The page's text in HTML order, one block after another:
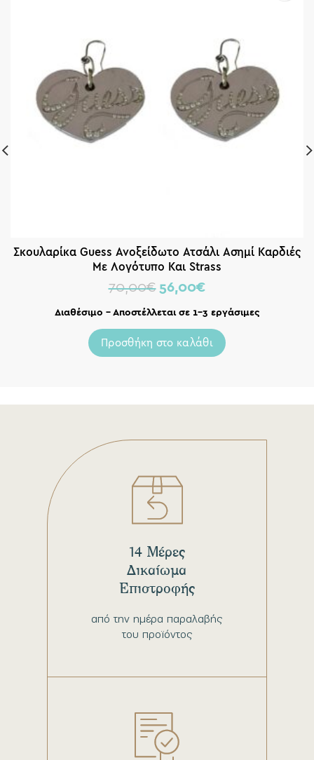
Σκουλαρίκα Guess Ανοξείδωτο Ατσάλι Ασημί Καρδιές
Με Λογότυπο Και Strass
70,00€ 56,00€
Διαθέσιμο – Αποστέλλεται σε 1-3 εργάσιμες
Προσθήκη στο καλάθι
από την ημέρα παραλαβής
του προϊόντος
14 Μέρες
Δικαίωμα
Επιστροφής